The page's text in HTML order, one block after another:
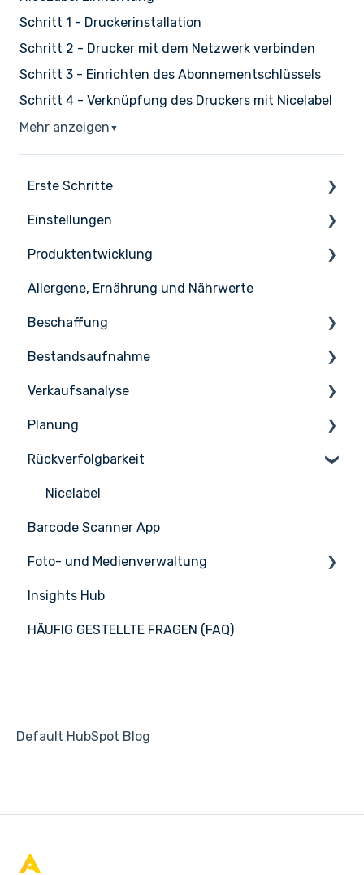
Schritt 1 - Druckerinstallation
Schritt 2 - Drucker mit dem Netzwerk verbinden
Schritt 3 - Einrichten des Abonnementschlüssels
Schritt 4 - Verknüpfung des Druckers mit Nicelabel
Mehr anzeigen ▼
Erste Schritte
Die Grundlagen
Apicbase einrichten
Infos & Hilfe
Einstellungen
Einstellungen
Benutzerverwaltung
Produktentwicklung
Inhaltsstoffen
Rezepte
Menüs
Erweiterte Produktentwicklung
Allergene, Ernährung und Nährwerte
Beschaffung
Bestellung
Empfang
Lieferanten
Lieferantenintegrationen
Bestandsaufnahme
Zählen
Lagerverwaltung
Verkaufsanalyse
Vertriebsmanagement
PoS-Integrationen
Planung
Aufgaben & HACCP
Produktionsplan
Rückverfolgbarkeit
Nicelabel
Barcode Scanner App
Foto- und Medienverwaltung
Medienmanagement
APIC Studio
Insights Hub
HÄUFIG GESTELLTE FRAGEN (FAQ)
Default HubSpot Blog